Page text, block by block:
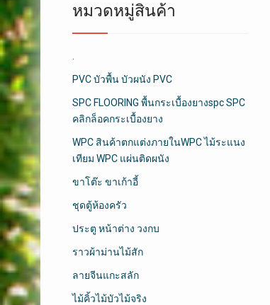
หมวดหมู่สินค้า
PVC บัวพื้น บัวผนัง PVC
SPC FLOORING พื้นกระเบื้องยางspc SPC
คลิกล็อคกระเบื้องยาง
WPC สินค้าตกแต่งภายในWPC ไม้ระแนง
เทียม WPC แผ่นติดผนัง
ขาโต๊ะ ขาเก้าอี้
ชุดตู้ห้องครัว
ประตู หน้าต่าง วงกบ
ราวผ้าม่านไม้สัก
ลายจีนแกะสลัก
ไม้คิ้วไม้บัวไม้จริง